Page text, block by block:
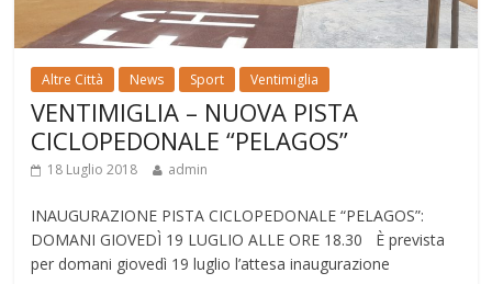
Altre Città News Sport Ventimiglia
VENTIMIGLIA – NUOVA PISTA
CICLOPEDONALE “PELAGOS”
18 Luglio 2018 admin
INAUGURAZIONE PISTA CICLOPEDONALE “PELAGOS”:
DOMANI GIOVEDÌ 19 LUGLIO ALLE ORE 18.30 È prevista
per domani giovedì 19 luglio l’attesa inaugurazione